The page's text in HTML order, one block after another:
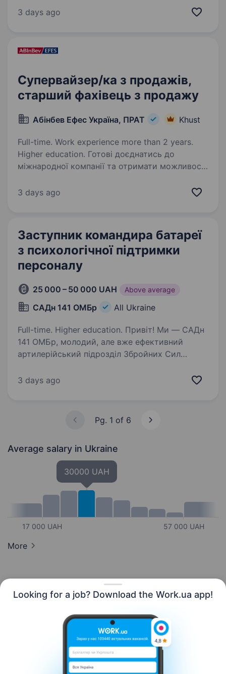
Looking for a job? Download the Work.ua app!
бажання навчатись і розвиватись Умови
3 days ago
Супервайзер/ка з продажів,
старший фахівець з продажу
Абінбев Ефес Україна, ПРАТ Khust
Full-time. Work experience more than 2 years.
Higher education. Готові доєднатись до
міжнародної компанії та отримати можливості
Ви отримаєте наставництво від працівників
3 days ago
Заступник командира батареї
з психологічної підтримки
персоналу
25 000 – 50 000 UAH Above average
САДн 141 ОМБр All Ukraine
Full-time. Higher education. Привіт! Ми — САДн
141 ОМБр, молодий, але вже ефективний
артилерійський підрозділ Збройних Сил
найсучаснішими методами, підтримуючи один
3 days ago
Pg. 1 of 6
Average salary in Ukraine
17 000 UAH
30000 UAH
57 000 UAH
More